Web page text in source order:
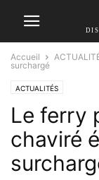
Accueil
surchargé
ACTUALITÉS
Le ferry
chaviré